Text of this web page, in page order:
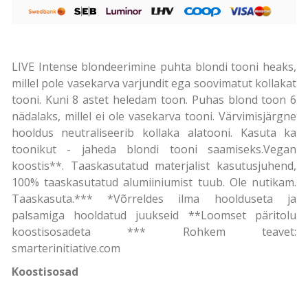
LIVE Intense blondeerimine puhta blondi tooni heaks,
millel pole vasekarva varjundit ega soovimatut kollakat
tooni. Kuni 8 astet heledam toon. Puhas blond toon 6
nädalaks, millel ei ole vasekarva tooni. Värvimisjärgne
hooldus neutraliseerib kollaka alatooni. Kasuta ka
toonikut - jaheda blondi tooni saamiseks.Vegan
koostis**. Taaskasutatud materjalist kasutusjuhend,
100% taaskasutatud alumiiniumist tuub. Ole nutikam.
Taaskasuta.*** *Võrreldes ilma hoolduseta ja
palsamiga hooldatud juukseid **Loomset päritolu
koostisosadeta *** Rohkem teavet:
smarterinitiative.com
Koostisosad